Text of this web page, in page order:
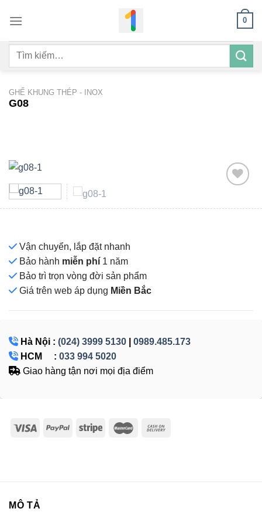
qua
dung
0
Tìm
GHẾ KHUNG THÉP - INOX
G08
Vận chuyển, lắp đặt nhanh
Bảo hành miễn phí 1 năm
Bảo trì trọn vòng đời sản phẩm
Giá trên web áp dụng Miền Bắc
Hà Nội : (024) 3999 5130
0989.485.173
HCM : 033 994 5020
Giao hàng tận nơi mọi địa điểm
MÔ TẢ